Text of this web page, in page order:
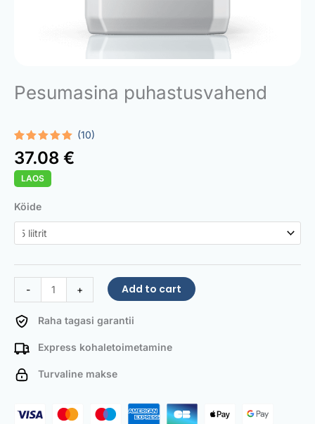
Pesumasina puhastusvahend
Rated 5.00
out of 5
based on
10
customer
ratings
(10)
37.08 €
LAOS
Köide
-
Washing
Machine
Cleaner
+ Add to cart
Raha tagasi garantii
Express kohaletoimetamine
Turvaline makse